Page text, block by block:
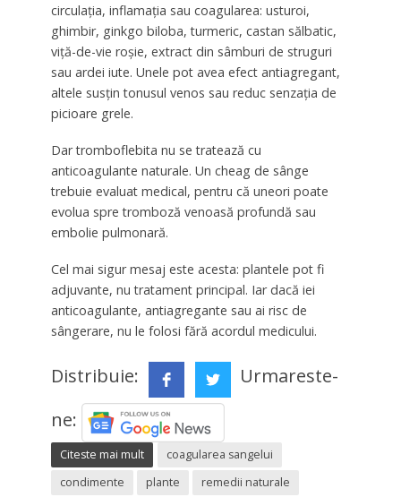
circulația, inflamația sau coagularea: usturoi,
ghimbir, ginkgo biloba, turmeric, castan sălbatic,
viță-de-vie roșie, extract din sâmburi de struguri
sau ardei iute. Unele pot avea efect antiagregant,
altele susțin tonusul venos sau reduc senzația de
picioare grele.
Dar tromboflebita nu se tratează cu
anticoagulante naturale. Un cheag de sânge
trebuie evaluat medical, pentru că uneori poate
evolua spre tromboză venoasă profundă sau
embolie pulmonară.
Cel mai sigur mesaj este acesta: plantele pot fi
adjuvante, nu tratament principal. Iar dacă iei
anticoagulante, antiagregante sau ai risc de
sângerare, nu le folosi fără acordul medicului.
Distribuie:
Urmareste-
ne:
Citeste mai mult
coagularea sangelui
condimente
plante remedii naturale